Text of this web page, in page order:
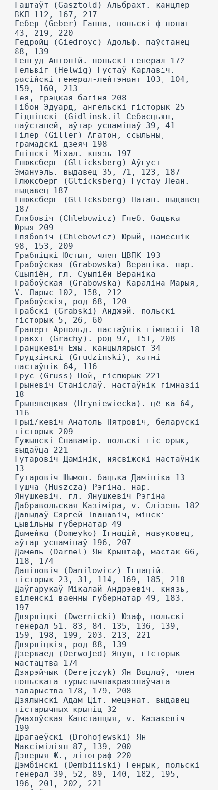
Гаштаўт (Gasztold) Альбрахт. канцлер
ВКЛ 112, 167, 217
Гебер (Geber) Ганна, польскі філолаг
43, 219, 220
Гедройц (Giedroyc) Адольф. паўстанец
88, 139
Гелгуд Антоній. польскі генерал 172
Гельвіг (Helwig) Густаў Карлавіч.
расійскі генерал-лейтэнант 103, 104,
159, 160, 213
Гея, грэцкая багіня 208
Гібон Эдуард, ангельскі гісторык 25
Гідлінскі (Gidlinsk.il Себасцьян,
паўстаней, аўтар успамінаў 39, 41
Гілер (Giller) Агатон, ссыльны,
грамадскі дзеяч 198
Глінскі Міхал. князь 197
Глюксберг (Glticksberg) Аўгуст
Эмануэль. выдавец 35, 71, 123, 187
Глюксберг (Glticksberg) Густаў Леан.
выдавец 187
Глюксберг (Glticksberg) Натан. выдавец
187
Глябовіч (Chlebowicz) Глеб. бацька
Юрыя 209
Глябовіч (Chlebowicz) Юрый, намеснік
98, 153, 209
Грабніцкі Юстын, член ЦВПК 193
Грабоўская (Grabowska) Вераніка. нар.
Сцыпіён, гл. Суыпіён Вераніка
Грабоўская (Grabowska) Караліна Марыя,
V. Ларыс 102, 158, 212
Грабоўскія, род 68, 120
Грабскі (Grabski) Анджэй. польскі
гісторык 5, 26, 60
Граверт Арнольд. настаўнік гімназіі 18
Гракхі (Grachy). род 97, 151, 208
Гранцкевіч Ежы. канцылярыст 34
Грудзінскі (Grudzinski), хатні
настаўнік 64, 116
Грус (Gruss) Ной, гіспюрык 221
Грыневіч Станіслаў. настаўнік гімназіі
18
Грынявецкая (Hryniewiecka). цётка 64,
116
Грыі/кевіч Анатоль Пятровіч, беларускі
гісторык 209
Гужынскі Славамір. польскі гісторык,
выдаўца 221
Гутаровіч Дамінік, нясвіжскі настаўнік
13
Гутаровіч Шымон. бацька Дамініка 13
Гушча (Huszcza) Рэгіна. нар.
Янушкевіч. гл. Янушкевіч Рэгіна
Дабравольская Казіміра, v. Слізень 182
Давыдаў Сяргей Іванавіч, мінскі
цывільны губернатар 49
Дамейка (Domeyko) Ігнацій, навуковец,
аўтар успамінаў 196, 207
Дамель (Darnel) Ян Крыштаф, мастак 66,
118, 174
Даніловіч (Danilowicz) Ігнацій.
гісторык 23, 31, 114, 169, 185, 218
Даўгарукаў Мікалай Андрэевіч. князь,
віленскі ваенны губернатар 49, 183,
197
Двярніцкі (Dwernicki) Юзаф, польскі
генерал 51. 83, 84. 135, 136, 139,
159, 198, 199, 203. 213, 221
Двярніцкія, род 88, 139
Дзерваед (Derwojed) Януш, гісторык
мастацтва 174
Дзярэйчык (Derejczyk) Ян Вацлаў, член
польскага турыстычнакраязнаўчага
таварыства 178, 179, 208
Дзялынскі Адам Ціт. мецэнат. выдавец
гістарычных крыніц 32
Дмахоўская Канстанцыя, v. Казакевіч
199
Драгаеўскі (Drohojewski) Ян
Максіміліян 87, 139, 200
Дэверыя Ж., літограф 220
Дэмбінскі (Dembiiiski) Генрык, польскі
генерал 39, 52, 89, 140, 182, 195,
196, 201, 202, 221